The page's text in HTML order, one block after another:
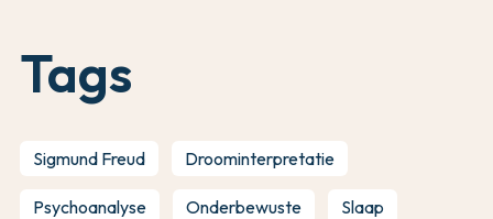
Tags
Sigmund Freud Droominterpretatie
Psychoanalyse Onderbewuste Slaap